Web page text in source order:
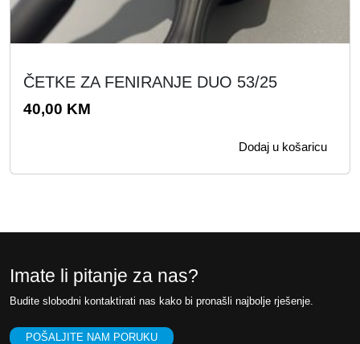
ČETKE ZA FENIRANJE DUO 53/25
40,00 KM
Dodaj u košaricu
Imate li pitanje za nas?
Budite slobodni kontaktirati nas kako bi pronašli najbolje rješenje.
POŠALJITE NAM PORUKU